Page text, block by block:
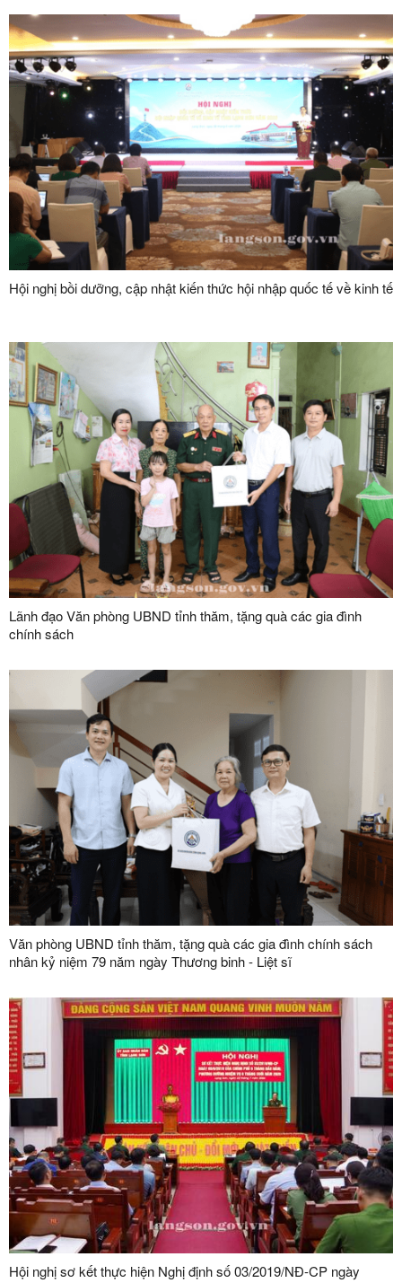
Hội nghị bồi dưỡng, cập nhật kiến thức hội nhập quốc tế về kinh tế
Lãnh đạo Văn phòng UBND tỉnh thăm, tặng quà các gia đình
chính sách
Văn phòng UBND tỉnh thăm, tặng quà các gia đình chính sách
nhân kỷ niệm 79 năm ngày Thương binh - Liệt sĩ
Hội nghị sơ kết thực hiện Nghị định số 03/2019/NĐ-CP ngày